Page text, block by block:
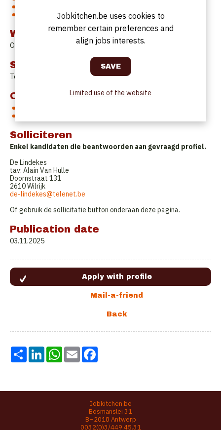
Perfect Nederlandstalig is noodzakelijk
Work Schedule
Overeen te komen
Start date
Te bespreken.
Offer
Solliciteren
Enkel kandidaten die beantwoorden aan gevraagd profiel.
De Lindekes
tav: Alain Van Hulle
Doornstraat 131
2610 Wilrijk
de-lindekes@telenet.be
Of gebruik de sollicitatie button onderaan deze pagina.
Publication date
03.11.2025
Share LinkedInWhatsApp
Email
Jobkitchen.be
Bosmanslei 31
B–2018 Antwerp
0032(0)3/449.45.31
Jobkitchen.be uses cookies to
remember certain preferences and
align jobs interests.
Limited use of the website